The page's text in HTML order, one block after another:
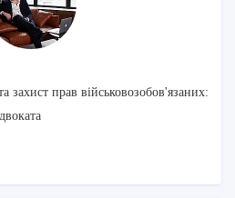
прав військовозобов'язаних: